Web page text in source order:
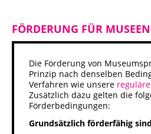
FÖRDERUNG FÜR MUSEEN
Die Förderung von
Prinzip nach denselben
Verfahren wie unsere
Zusätzlich dazu gelten die
Förderbedingungen:
Grundsätzlich förderfähig
Städtisches Museum Hann.
StadtMuseum Einbeck
Heimatmuseum Duderstadt